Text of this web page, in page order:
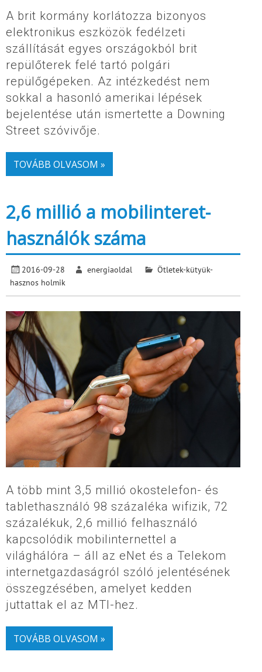
A brit kormány korlátozza bizonyos
elektronikus eszközök fedélzeti
szállítását egyes országokból brit
repülőterek felé tartó polgári
repülőgépeken. Az intézkedést nem
sokkal a hasonló amerikai lépések
bejelentése után ismertette a Downing
Street szóvivője.
TOVÁBB OLVASOM »
2,6 millió a mobilinteret-
használók száma
2016-09-28 energiaoldal
Ötletek-kütyük-
hasznos holmik
A több mint 3,5 millió okostelefon- és
tablethasználó 98 százaléka wifizik, 72
százalékuk, 2,6 millió felhasználó
kapcsolódik mobilinternettel a
világhálóra – áll az eNet és a Telekom
internetgazdaságról szóló jelentésének
összegzésében, amelyet kedden
juttattak el az MTI-hez.
TOVÁBB OLVASOM »